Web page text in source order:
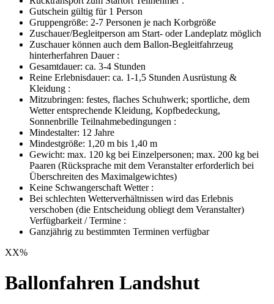
Gutschein gültig für 1 Person
Gruppengröße: 2-7 Personen je nach Korbgröße
Zuschauer/Begleitperson am Start- oder Landeplatz möglich
Zuschauer können auch dem Ballon-Begleitfahrzeug
hinterherfahren Dauer :
Gesamtdauer: ca. 3-4 Stunden
Reine Erlebnisdauer: ca. 1-1,5 Stunden Ausrüstung &
Kleidung :
Mitzubringen: festes, flaches Schuhwerk; sportliche, dem
Wetter entsprechende Kleidung, Kopfbedeckung,
Sonnenbrille Teilnahmebedingungen :
Mindestalter: 12 Jahre
Mindestgröße: 1,20 m bis 1,40 m
Gewicht: max. 120 kg bei Einzelpersonen; max. 200 kg bei
Paaren (Rücksprache mit dem Veranstalter erforderlich bei
Überschreiten des Maximalgewichtes)
Keine Schwangerschaft Wetter :
Bei schlechten Wetterverhältnissen wird das Erlebnis
verschoben (die Entscheidung obliegt dem Veranstalter)
Verfügbarkeit / Termine :
Ganzjährig zu bestimmten Terminen verfügbar
XX%
Ballonfahren Landshut